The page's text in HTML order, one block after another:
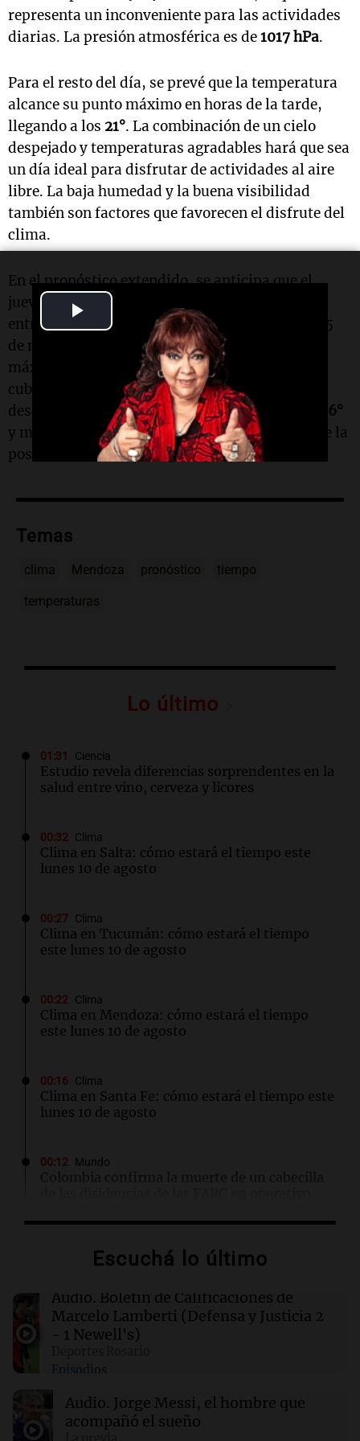
Video
representa un inconveniente para las actividades
diarias. La presión atmosférica es de1017 hPa.
Para el resto del día, se prevé que la temperatura
alcance su punto máximo en horas de la tarde,
llegando a los 21°. La combinación de un cielo
despejado y temperaturas agradables hará que sea
un día ideal para disfrutar de actividades al aire
libre. La baja humedad y la buena visibilidad
también son factores que favorecen el disfrute del
clima.
En el pronóstico extendido, se anticipa que el
jueves 14 de mayo las temperaturas oscilarán
entre
, con cielos nublados. El viernes 15
de mayo, las mínimas descenderán a
máximas alcanzarán19°, manteniendo el cielo
cubierto. Para el fin de semana, se prevé un
descenso en las temperaturas, con mínimas de 6°
y máximas que no superarán los14°, además de la
posibilidad de lluvias ligeras el sábado.
Temas
clima Mendoza pronóstico tiempo
temperaturas
Lo último
01:31 Ciencia
Estudio revela diferencias sorprendentes en la
salud entre vino, cerveza y licores
00:32 Clima
Clima en Salta: cómo estará el tiempo este
lunes 10 de agosto
00:27 Clima
Clima en Tucumán: cómo estará el tiempo
este lunes 10 de agosto
00:22 Clima
Clima en Mendoza: cómo estará el tiempo
este lunes 10 de agosto
00:16 Clima
Clima en Santa Fe: cómo estará el tiempo este
lunes 10 de agosto
00:12 Mundo
Clima
lunes 10 de agosto
00:06 Clima
lunes 10 de agosto
00:02 Mundo
Hezly Rivera, campeona olímpica, conquista
Escuchá lo último
Audio. Boletín de Calificaciones de
Marcelo Lamberti (Defensa y Justicia 2
- 1 Newell's)
Episodios
Audio. Jorge Messi, el hombre que
acompañó el sueño